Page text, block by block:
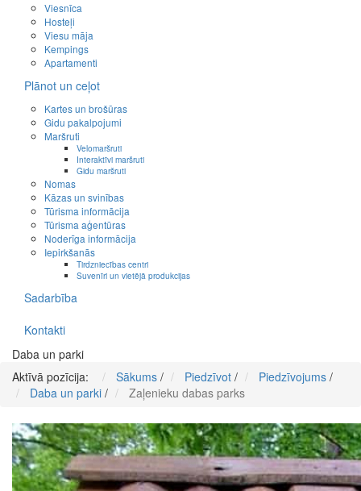
Viesnīca
Hosteļi
Viesu māja
Kempings
Apartamenti
Plānot un ceļot
Kartes un brošūras
Gidu pakalpojumi
Maršruti
Velomaršruti
Interaktīvi maršruti
Gidu maršruti
Nomas
Kāzas un svinības
Tūrisma informācija
Tūrisma aģentūras
Noderīga informācija
Iepirkšanās
Tirdzniecības centri
Suvenīri un vietējā produkcijas
Sadarbība
Kontakti
Daba un parki
Aktīvā pozīcija:
Sākums / Piedzīvot / Piedzīvojums /
Daba un parki / Zaļenieku dabas parks